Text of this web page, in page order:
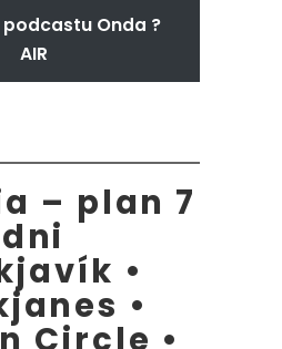
podcastu Onda ?
AIR
– plan 7
dni
•
•